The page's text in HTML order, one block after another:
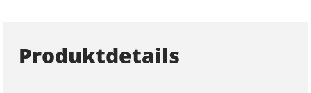
Produktdetails